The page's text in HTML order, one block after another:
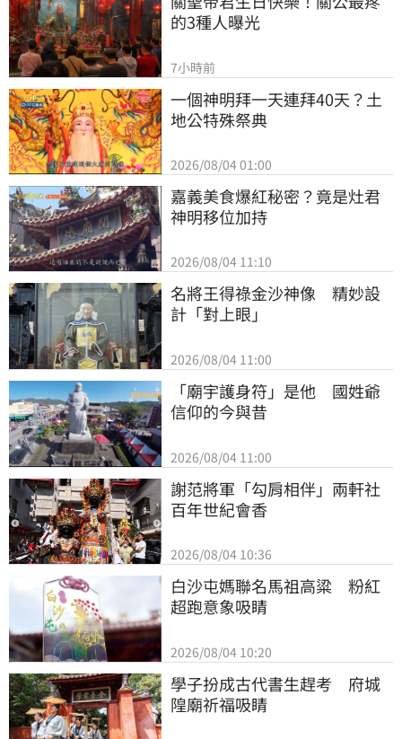
的3種人曝光
7小時前
一個神明拜一天連拜40天？土
地公特殊祭典
2026/08/04 01:00
嘉義美食爆紅秘密？竟是灶君
神明移位加持
2026/08/04 11:10
名將王得祿金沙神像　精妙設
計「對上眼」
2026/08/04 11:00
「廟宇護身符」是他　國姓爺
信仰的今與昔
2026/08/04 11:00
謝范將軍「勾肩相伴」兩軒社
百年世紀會香
2026/08/04 10:36
白沙屯媽聯名馬祖高粱　粉紅
超跑意象吸睛
2026/08/04 10:20
學子扮成古代書生趕考　府城
隍廟祈福吸睛